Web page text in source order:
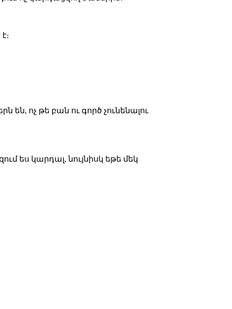
են, ոչ թե բան ու գործ չունենալու
ես կարդալ, նույնիսկ եթե մեկ